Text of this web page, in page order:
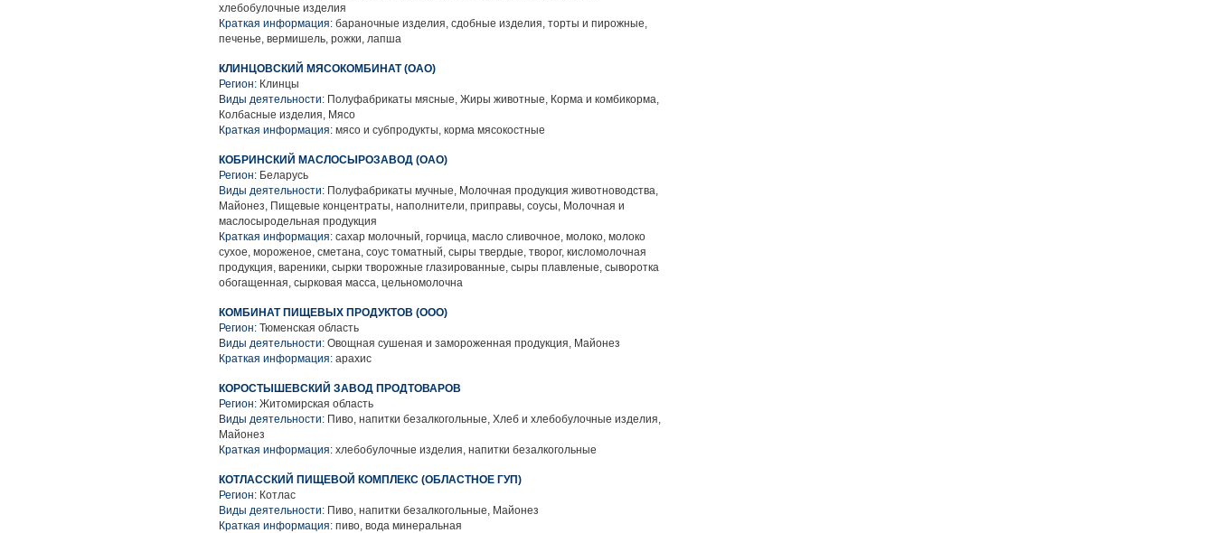
хлебобулочные изделия
Краткая информация: бараночные изделия, сдобные изделия, торты и пирожные,
печенье, вермишель, рожки, лапша
КЛИНЦОВСКИЙ МЯСОКОМБИНАТ (ОАО)
Регион: Клинцы
Виды деятельности: Полуфабрикаты мясные, Жиры животные, Корма и комбикорма,
Колбасные изделия, Мясо
Краткая информация: мясо и субпродукты, корма мясокостные
КОБРИНСКИЙ МАСЛОСЫРОЗАВОД (ОАО)
Регион: Беларусь
Виды деятельности: Полуфабрикаты мучные, Молочная продукция животноводства,
Майонез, Пищевые концентраты, наполнители, приправы, соусы, Молочная и
маслосыродельная продукция
Краткая информация: сахар молочный, горчица, масло сливочное, молоко, молоко
сухое, мороженое, сметана, соус томатный, сыры твердые, творог, кисломолочная
продукция, вареники, сырки творожные глазированные, сыры плавленые, сыворотка
обогащенная, сырковая масса, цельномолочна
КОМБИНАТ ПИЩЕВЫХ ПРОДУКТОВ (ООО)
Регион: Тюменская область
Виды деятельности: Овощная сушеная и замороженная продукция, Майонез
Краткая информация: арахис
КОРОСТЫШЕВСКИЙ ЗАВОД ПРОДТОВАРОВ
Регион: Житомирская область
Виды деятельности: Пиво, напитки безалкогольные, Хлеб и хлебобулочные изделия,
Майонез
Краткая информация: хлебобулочные изделия, напитки безалкогольные
КОТЛАССКИЙ ПИЩЕВОЙ КОМПЛЕКС (ОБЛАСТНОЕ ГУП)
Регион: Котлас
Виды деятельности: Пиво, напитки безалкогольные, Майонез
Краткая информация: пиво, вода минеральная